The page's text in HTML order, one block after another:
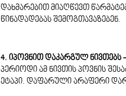
დახმარებით მიაღწევთ
წინადადებას შემოგთავაზებენ.
4. იპოვნით დაკარგულ ნივთებს -
პერიოდი ამ ნივთის პოვნის
ეტაპი. დაფარული არაფერი